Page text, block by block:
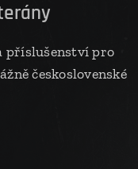
příslušenství pro
československé